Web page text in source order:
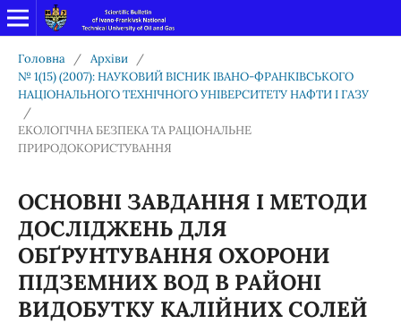
Головна / Архіви
/
№ 1(15) (2007): НАУКОВИЙ ВІСНИК ІВАНО-ФРАНКІВСЬКОГО
НАЦІОНАЛЬНОГО ТЕХНІЧНОГО УНІВЕРСИТЕТУ НАФТИ І ГАЗУ
/
ЕКОЛОГІЧНА БЕЗПЕКА ТА РАЦІОНАЛЬНЕ
ПРИРОДОКОРИСТУВАННЯ
ОСНОВНІ ЗАВДАННЯ І МЕТОДИ
ДОСЛІДЖЕНЬ ДЛЯ
ОБҐРУНТУВАННЯ ОХОРОНИ
ПІДЗЕМНИХ ВОД В РАЙОНІ
ВИДОБУТКУ КАЛІЙНИХ СОЛЕЙ